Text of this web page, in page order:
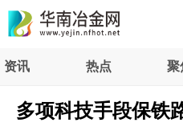
资讯 热点 聚
多项科技手段保铁